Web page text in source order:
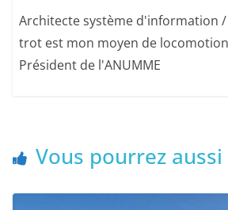
Architecte système d'information /
trot est mon moyen de
Président de l'ANUMME
Vous pourrez